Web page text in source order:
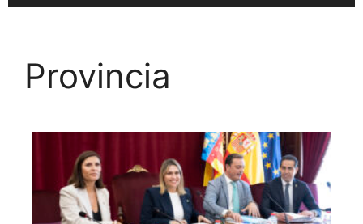
de
Provincia